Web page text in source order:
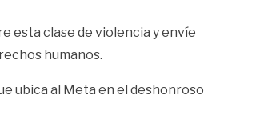
esta clase de violencia y envíe
humanos.
ubica al Meta en el deshonroso